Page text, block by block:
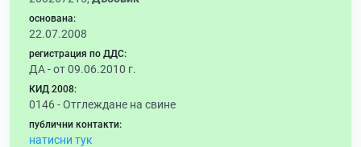
основана:
22.07.2008
регистрация по ДДС:
ДА - от 09.06.2010 г.
КИД 2008:
0146 -Отглеждане на свине
публични контакти:
натисни тук